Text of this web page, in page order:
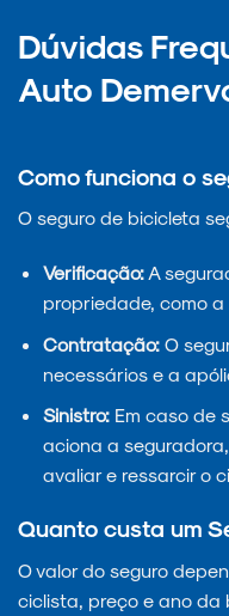
Dúvidas
Auto
Como funciona o
O seguro de bicicleta
Verificação:A
propriedade, como
Contratação:O
necessários e a
Sinistro:Em caso de
aciona a
avaliar e ressarcir o
Quanto custa um
O valor do seguro
ciclista, preço e ano da